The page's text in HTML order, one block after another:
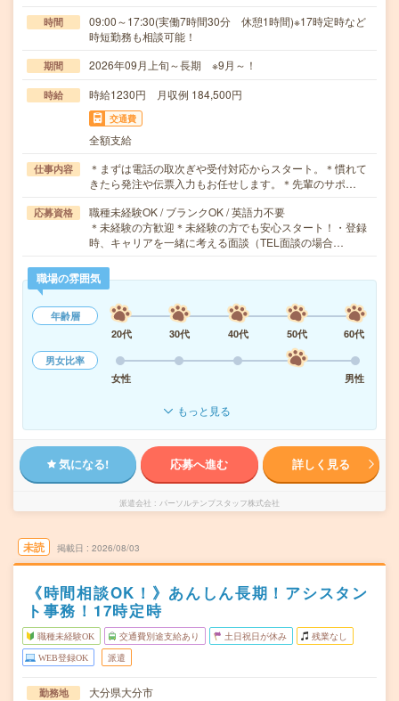
時間
09:00～17:30(実働7時間30分 休憩1時間)※17時定時など
時短勤務も相談可能！
期間 2026年09月上旬～長期 ※9月～！
時給 時給1230円 月収例 184,500円
交通費
全額支給
仕事内容
＊まずは電話の取次ぎや受付対応からスタート。＊慣れて
きたら発注や伝票入力もお任せします。＊先輩のサポ…
応募資格
職種未経験OK / ブランクOK / 英語力不要
＊未経験の方歓迎＊未経験の方でも安心スタート！・登録
時、キャリアを一緒に考える面談（TEL面談の場合…
職場の雰囲気
年齢層
20代
30代 40代 50代
60代
男女比率
女性
男性
もっと見る
気になる! 応募へ進む 詳しく見る
派遣会社 パーソルテンプスタッフ株式会社
未読 掲載日 2026/08/03
《時間相談OK！》あんしん長期！アシスタン
ト事務！17時定時
職種未経験OK 交通費別途支給あり 土日祝日が休み 残業なし
WEB登録OK 派遣
勤務地
大分県大分市